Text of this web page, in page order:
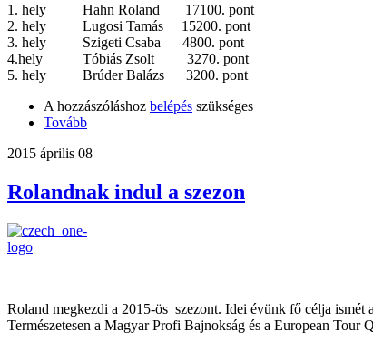
1. hely Hahn Roland 17100. pont
2. hely Lugosi Tamás 15200. pont
3. hely Szigeti Csaba 4800. pont
4.hely Tóbiás Zsolt 3270. pont
5. hely Brúder Balázs 3200. pont
A hozzászóláshoz belépés szükséges
Tovább
2015 április 08
Rolandnak indul a szezon
Roland megkezdi a 2015-ös szezont. Idei évünk fő célja ismét
Természetesen a Magyar Profi Bajnokság és a European Tour